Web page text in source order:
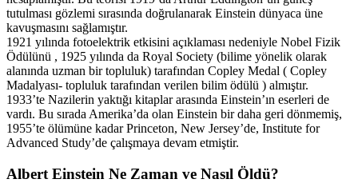
tutulması gözlemi sırasında doğrulanarak Einstein dünyaca üne
kavuşmasını sağlamıştır.
1921 yılında fotoelektrik etkisini açıklaması nedeniyle Nobel Fizik
Ödülünü , 1925 yılında da Royal Society (bilime yönelik olarak
alanında uzman bir topluluk) tarafından Copley Medal ( Copley
Madalyası- topluluk tarafından verilen bilim ödülü ) almıştır.
1933’te Nazilerin yaktığı kitaplar arasında Einstein’ın eserleri de
vardı. Bu sırada Amerika’da olan Einstein bir daha geri dönmemiş,
1955’te ölümüne kadar Princeton, New Jersey’de, Institute for
Advanced Study’de çalışmaya devam etmiştir.
Albert Einstein Ne Zaman ve Nasıl Öldü?